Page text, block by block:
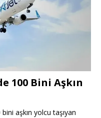
100 Bini Aşkın
aşkın yolcu taşıyan